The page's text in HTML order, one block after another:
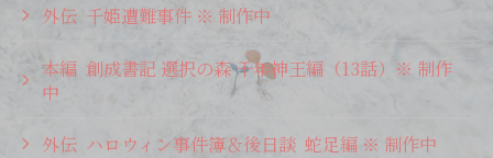
外伝 千姫遭難事件 ※ 制作中
本編 創成書記 選択の森 千年神王編（13話）※ 制作
中
外伝 ハロウィン事件簿＆後日談 蛇足編 ※ 制作中